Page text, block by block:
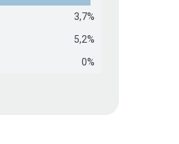
3,7%
5,2%
0%